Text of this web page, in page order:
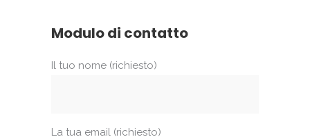
Modulo di contatto
Il tuo nome (richiesto)
La tua email (richiesto)